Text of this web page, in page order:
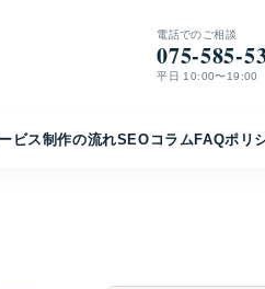
電話でのご相談
075-585-
平日 10:00〜19:00
ビス制作の流れSEO コラムFAQポリ